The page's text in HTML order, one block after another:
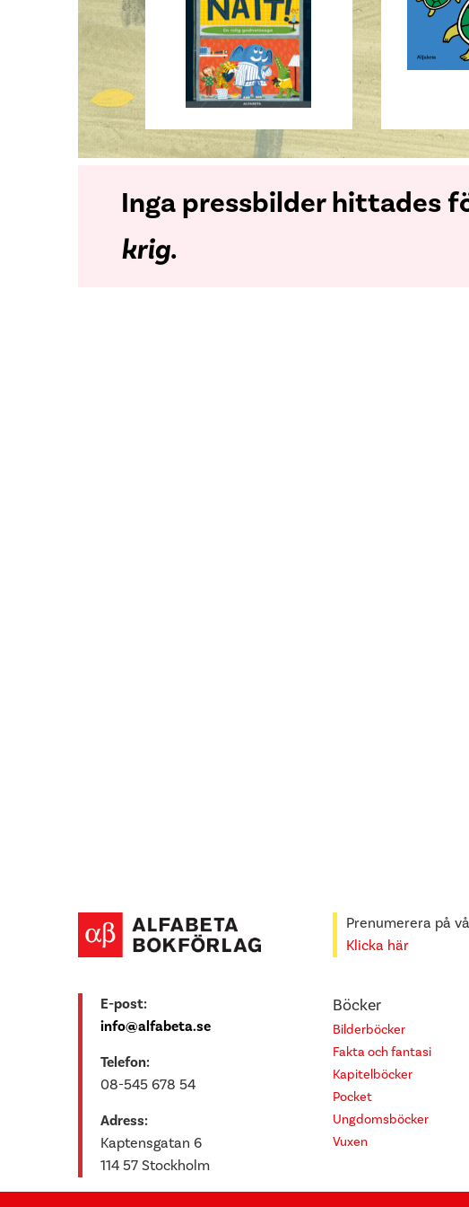
Inga pressbilder hittades
krig.
E-post:
info@alfabeta.se
Telefon:
08-545 678 54
Adress:
Kaptensgatan 6
114 57 Stockholm
Prenumerera på
Klicka här
Böcker
Bilderböcker
Fakta och fantasi
Kapitelböcker
Pocket
Ungdomsböcker
Vuxen